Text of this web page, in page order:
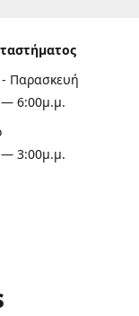
- Παρασκευή
6:00μ.μ.
3:00μ.μ.